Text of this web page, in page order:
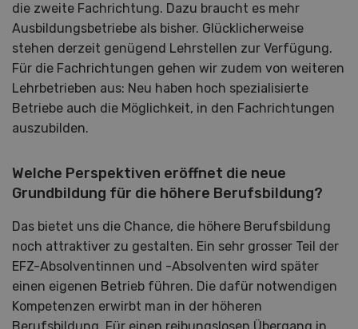
die zweite Fachrichtung. Dazu braucht es mehr
Ausbildungsbetriebe als bisher. Glücklicherweise
stehen derzeit genügend Lehrstellen zur Verfügung.
Für die Fachrichtungen gehen wir zudem von weiteren
Lehrbetrieben aus: Neu haben hoch spezialisierte
Betriebe auch die Möglichkeit, in den Fachrichtungen
auszubilden.
Welche Perspektiven eröffnet die neue
Grundbildung für die höhere Berufsbildung?
Das bietet uns die Chance, die höhere Berufsbildung
noch attraktiver zu gestalten. Ein sehr grosser Teil der
EFZ-Absolventinnen und -Absolventen wird später
einen eigenen Betrieb führen. Die dafür notwendigen
Kompetenzen erwirbt man in der höheren